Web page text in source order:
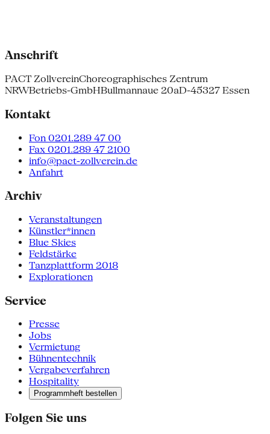
Anschrift
PACT ZollvereinChoreographisches Zentrum
NRWBetriebs-GmbHBullmannaue 20aD-45327 Essen
Kontakt
Fon 0201.289 47 00
Fax 0201.289 47 2100
info@pact-zollverein.de
Anfahrt
Archiv
Veranstaltungen
Künstler*innen
Blue Skies
Feldstärke
Tanzplattform 2018
Explorationen
Service
Presse
Jobs
Vermietung
Bühnentechnik
Vergabeverfahren
Hospitality
Programmheft bestellen
Folgen Sie uns